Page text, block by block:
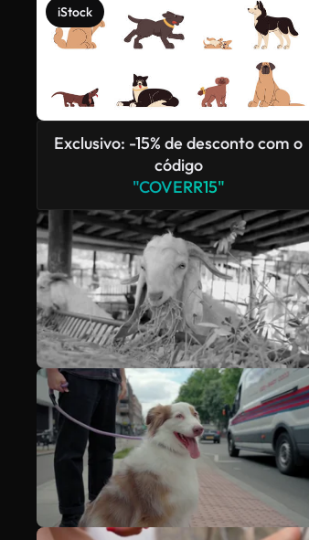
iStock
Exclusivo: -15% de desconto com o
código
"COVERR15"